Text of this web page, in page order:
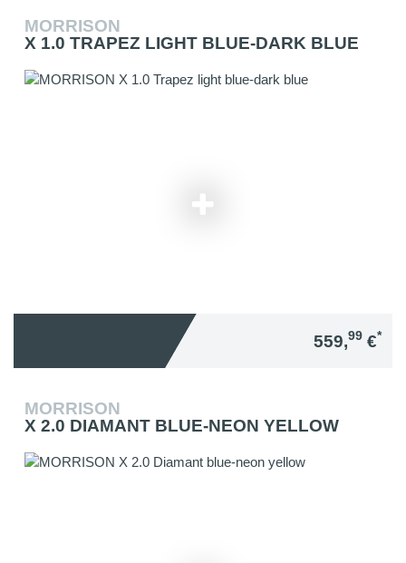
MORRISON
X 1.0 TRAPEZ LIGHT BLUE-DARK BLUE
559,99 €*
MORRISON
X 2.0 DIAMANT BLUE-NEON YELLOW